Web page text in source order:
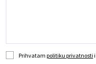
Prihvatam politiku privatnosti i